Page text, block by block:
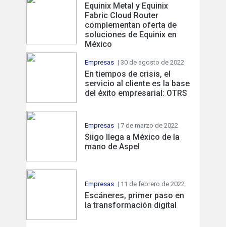
Equinix Metal y Equinix
Fabric Cloud Router
complementan oferta de
soluciones de Equinix en
México
Empresas | 30 de agosto de 2022
En tiempos de crisis, el
servicio al cliente es la base
del éxito empresarial: OTRS
Empresas | 7 de marzo de 2022
Siigo llega a México de la
mano de Aspel
Empresas | 11 de febrero de 2022
Escáneres, primer paso en
la transformación digital